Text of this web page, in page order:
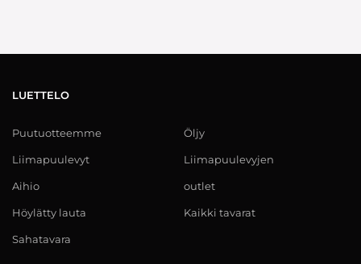
LUETTELO
Puutuotteemme
Liimapuulevyt
Aihio
Höylätty lauta
Sahatavara
Öljy
Liimapuulevyjen
outlet
Kaikki tavarat